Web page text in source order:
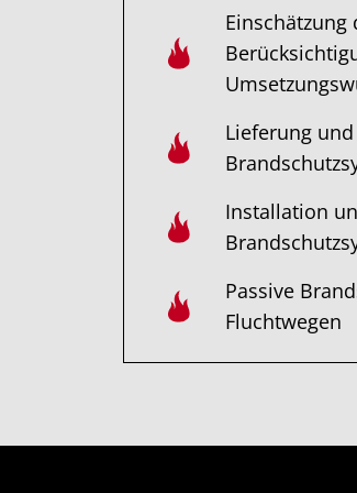
Lieferung
Installation
Passive
Fluchtwegen